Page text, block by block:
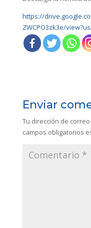
https://
ZWCPO3zk3e/
Enviar
Tu dirección de
campos obligatorios